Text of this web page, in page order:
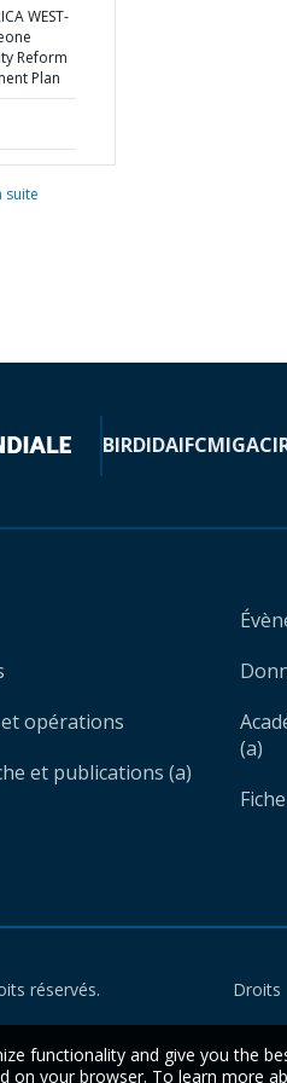
WEST-
Reform
Plan
suite
BIRDIDAIFCMIGA
opérations
et publications (a)
(a)
réservés. Droits
functionality and give you the
on your browser. To learn more